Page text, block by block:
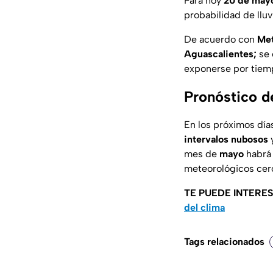
probabilidad de
De acuerdo con
Aguascalientes; se
exponerse por
Pronóstico
En los próximos
intervalos nubosos
mes de mayo
meteorológicos
TE PUEDE
del clima
Tags relacionados